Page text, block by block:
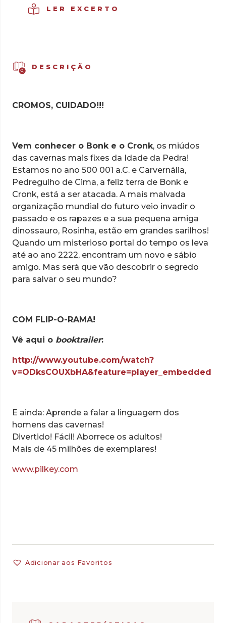
LER EXCERTO
DESCRIÇÃO
CROMOS, CUIDADO!!!
Vem conhecer o Bonk e o Cronk, os miúdos
das cavernas mais fixes da Idade da Pedra!
Estamos no ano 500 001 a.C. e Carvernália,
Pedregulho de Cima, a feliz terra de Bonk e
Cronk, está a ser atacada. A mais malvada
organização mundial do futuro veio invadir o
passado e os rapazes e a sua pequena amiga
dinossauro, Rosinha, estão em grandes sarilhos!
Quando um misterioso portal do tempo os leva
até ao ano 2222, encontram um novo e sábio
amigo. Mas será que vão descobrir o segredo
para salvar o seu mundo?
COM FLIP-O-RAMA!
Vê aqui o booktrailer:
http://www.youtube.com/watch?
v=ODksCOUXbHA&feature=player_embedded
E ainda: Aprende a falar a linguagem dos
homens das cavernas!
Divertido! Fácil! Aborrece os adultos!
Mais de 45 milhões de exemplares!
www.pilkey.com
Adicionar aos Favoritos